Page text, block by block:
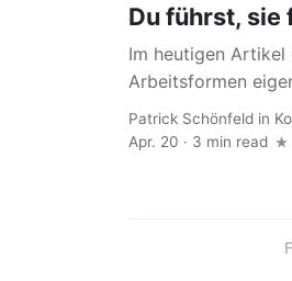
Du führst, sie
Im heutigen Artikel
Arbeitsformen
Patrick Schönfeld in
Apr. 20 · 3 min read